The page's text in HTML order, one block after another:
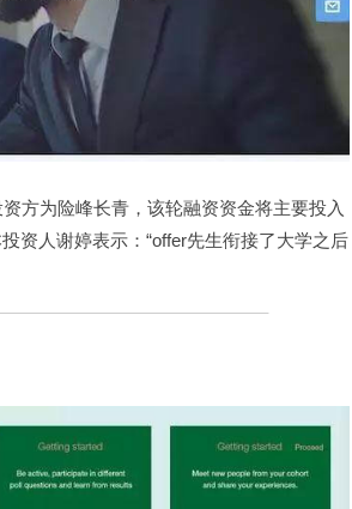
方为险峰长青，该轮融资资金将主要投入
资人谢婷表示：“offer先生衔接了大学之后